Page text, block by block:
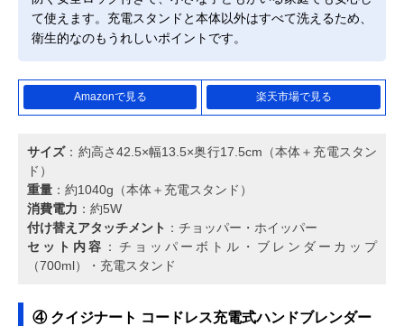
て使えます。充電スタンドと本体以外はすべて洗えるため、
衛生的なのもうれしいポイントです。
Amazonで見る 楽天市場で見る
サイズ：約高さ42.5×幅13.5×奥行17.5cm（本体＋充電スタン
ド）
重量 ：約1040g（本体＋充電スタンド）
消費電力 ：約5W
付け替えアタッチメント ：チョッパー・ホイッパー
セット内容 ：チョッパーボトル・ブレンダーカップ
（700ml）・充電スタンド
④ クイジナート コードレス充電式ハンドブレンダー